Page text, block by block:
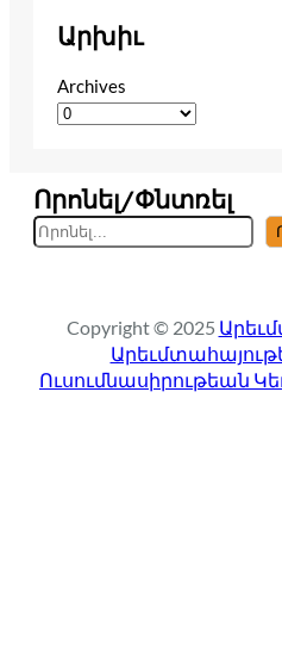
Արխիւ
Archives
Որոնել/Փնտռել
S
e
c
h
Copyright © 2025
Ուսումնասիրութեան